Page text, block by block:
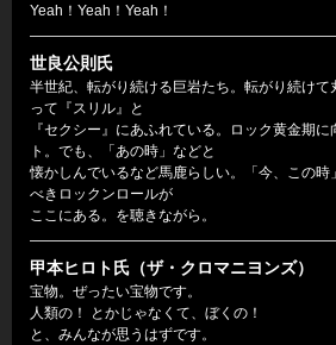
Yeah！Yeah！Yeah！
世良公則氏
半世紀、転がり続ける巨岩たち。転がり続け
って『スリル』と
『セクシー』にあふれている。ロック黄金期
ト。でも、「あの時」などと
懐かしんでいるなど馬鹿らしい。「今、この
べきロックンロールが
ここにある。を聴きながら。
甲本ヒロト氏（ザ・クロマニヨンズ）
宝物。ぜったい宝物です。
人類の！ とかじゃなくて、ぼくの！
と、みんなが思うはずです。